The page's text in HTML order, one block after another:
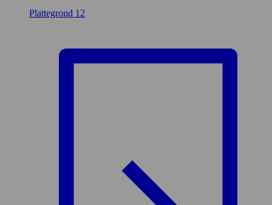
Plattegrond 12